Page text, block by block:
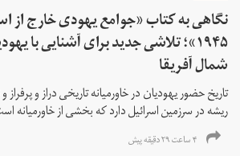
نگاهی به کتاب «جوامع یهودی خارج از
۱۹۴۵»؛ تلاشی جدید برای آشنایی با
شمال آفریقا
تاریخ حضور یهودیان در خاورمیانه تاریخی دراز و
ریشه در سرزمین اسرائیل دارد که بخشی از خاورمیانه
۴ ساعت ۲۹ دقیقه پیش